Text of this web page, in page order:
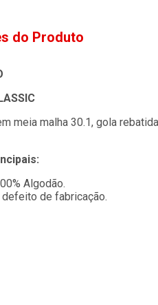
do Produto
meia malha 30.1, gola
Algodão.
defeito de fabricação.